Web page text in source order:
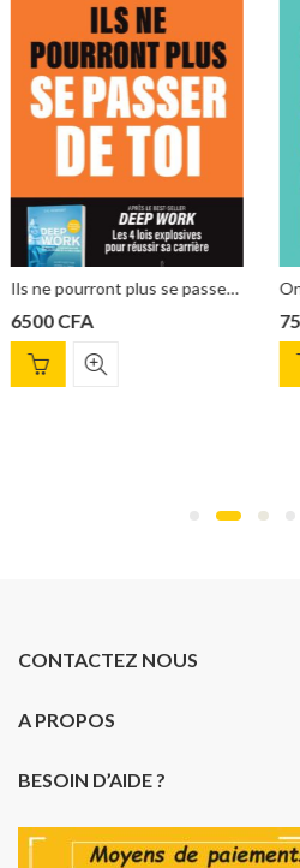
Ils ne pourront plus se passer de toi: Les 4 lois explosives pour réussir sa carrière, CAL NEWPORT On ne naît pas manager, on le devient: Best-seller du Wall Street Journal de Julie Zhuo
7500
CONTACTEZ NOUS
A PROPOS
BESOIN D’AIDE ?